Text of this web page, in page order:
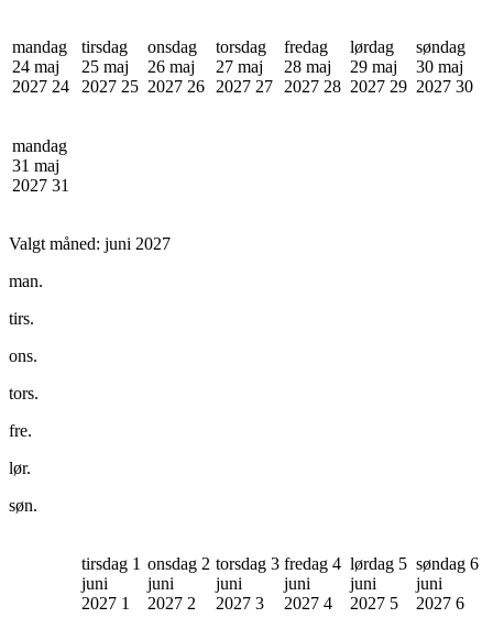
mandag
24 maj
2027 24
tirsdag
25 maj
2027 25
onsdag
26 maj
2027 26
torsdag
27 maj
2027 27
fredag
28 maj
2027 28
lørdag
29 maj
2027 29
søndag
30 maj
2027 30
mandag
31 maj
2027 31
Valgt måned: juni 2027
man.
tirs.
ons.
tors.
fre.
lør.
søn.
tirsdag 1
juni
2027 1
onsdag 2
juni
2027 2
torsdag 3
juni
2027 3
fredag 4
juni
2027 4
lørdag 5
juni
2027 5
søndag 6
juni
2027 6